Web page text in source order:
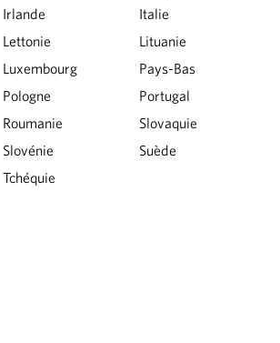
Irlande
Italie
Lettonie
Lituanie
Luxembourg
Pays-Bas
Pologne
Portugal
Roumanie
Slovaquie
Slovénie
Suède
Tchéquie